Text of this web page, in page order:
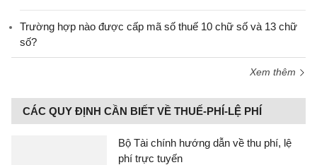
Trường hợp nào được cấp mã số thuế 10 chữ số và 13 chữ
số?
Xem thêm
CÁC QUY ĐỊNH CẦN BIẾT VỀ THUẾ-PHÍ-LỆ PHÍ
Bộ Tài chính hướng dẫn về thu phí, lệ
phí trực tuyến